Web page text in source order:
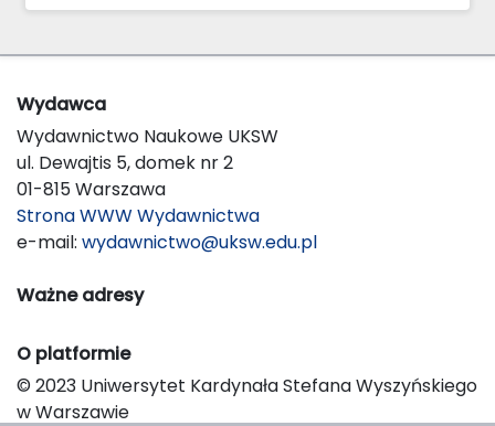
Wydawca
Wydawnictwo Naukowe UKSW
ul. Dewajtis 5, domek nr 2
01-815 Warszawa
Strona WWW Wydawnictwa
e-mail: wydawnictwo@uksw.edu.pl
Ważne adresy
O platformie
© 2023 Uniwersytet Kardynała Stefana Wyszyńskiego
w Warszawie